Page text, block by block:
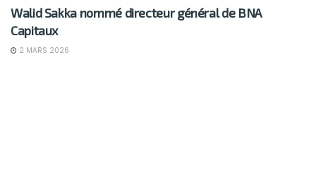
Walid Sakka nommé directeur général de BNA
Capitaux
2 MARS 2026